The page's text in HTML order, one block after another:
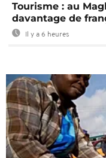
Tourisme : au
davantage de
Il y a 6 heures